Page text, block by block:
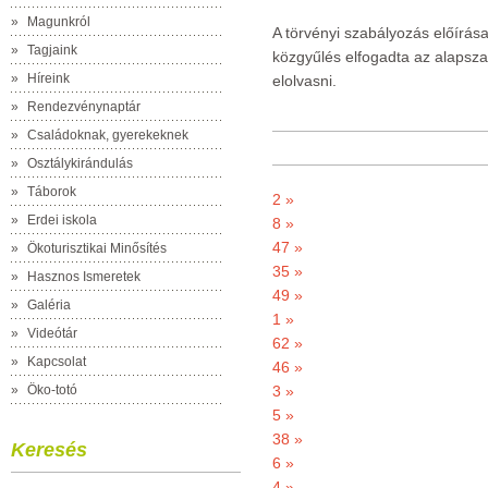
»
Magunkról
»
Tagjaink
»
Híreink
»
Rendezvénynaptár
»
Családoknak, gyerekeknek
»
Osztálykirándulás
»
Táborok
»
Erdei iskola
»
Ökoturisztikai Minősítés
»
Hasznos Ismeretek
»
Galéria
»
Videótár
»
Kapcsolat
»
Öko-totó
Keresés
A törvényi szabályozás
közgyűlés elfogadta az
elolvasni.
2 »
8 »
47 »
35 »
49 »
1 »
62 »
46 »
3 »
5 »
38 »
6 »